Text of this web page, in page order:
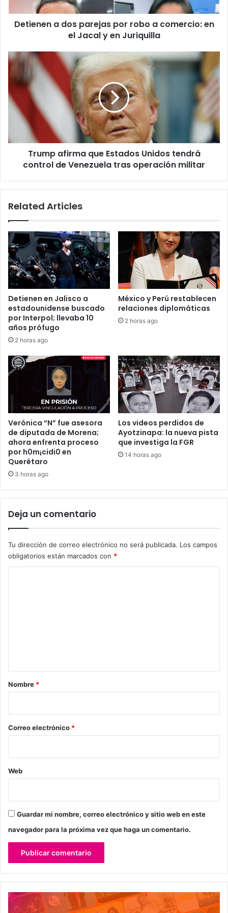
en
en
Detienen a dos parejas por robo a comercio: en
el Jacal y en Juriquilla
Trump
que
Estados
Unidos
tendrá
control
Venezuela
operación
Trump afirma que Estados Unidos tendrá
control de Venezuela tras operación militar
Related Articles
Detienen en Jalisco a
estadounidense buscado
por Interpol; llevaba 10
años prófugo
2 horas ago
México y Perú restablecen
relaciones diplomáticas
2 horas ago
Verónica “N” fue asesora
de diputada de Morena;
ahora enfrenta proceso
por h0m¡cidi0 en
Querétaro
3 horas ago
Los videos perdidos de
Ayotzinapa: la nueva pista
que investiga la FGR
14 horas ago
Deja un comentario
Tu dirección de correo electrónico no será publicada. Los campos
obligatorios están marcados con *
r
*
Nombre *
Correo electrónico *
Web
Guardar mi nombre, correo electrónico y sitio web en este
navegador para la próxima vez que haga un comentario.